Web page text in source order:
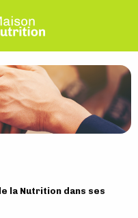
la Nutrition dans ses